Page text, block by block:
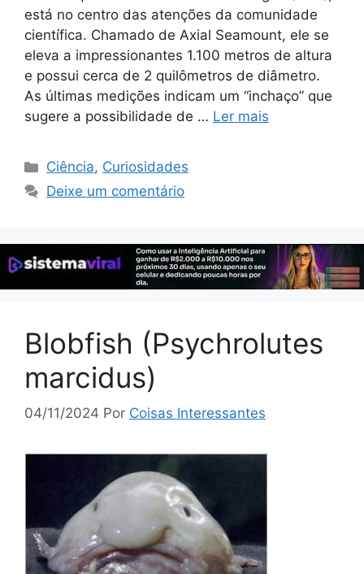
está no centro das atenções da comunidade
científica. Chamado de Axial Seamount, ele se
eleva a impressionantes 1.100 metros de altura
e possui cerca de 2 quilômetros de diâmetro.
As últimas medições indicam um “inchaço” que
sugere a possibilidade de … Ler mais
Categorias
Ciência, Curiosidades
Deixe um comentário
Blobfish (Psychrolutes
marcidus)
04/11/2024 Por Coisas Interessantes